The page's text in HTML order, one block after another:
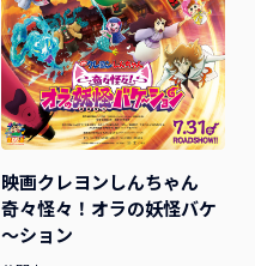
映画クレヨンしんちゃん
奇々怪々！オラの妖怪バケ
～ション